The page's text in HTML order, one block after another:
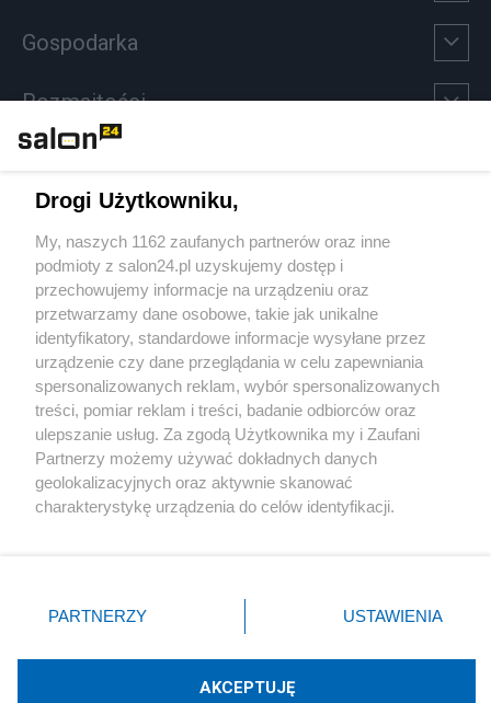
Gospodarka
Rozmaitości
Sport
Społeczeństwo
Kultura
X Facebook Instagram Youtube
Drogi Użytkowniku,
My, naszych 1162 zaufanych partnerów oraz inne
podmioty z salon24.pl uzyskujemy dostęp i
przechowujemy informacje na urządzeniu oraz
przetwarzamy dane osobowe, takie jak unikalne
identyfikatory, standardowe informacje wysyłane przez
urządzenie czy dane przeglądania w celu zapewniania
spersonalizowanych reklam, wybór spersonalizowanych
treści, pomiar reklam i treści, badanie odbiorców oraz
ulepszanie usług. Za zgodą Użytkownika my i Zaufani
Partnerzy możemy używać dokładnych danych
geolokalizacyjnych oraz aktywnie skanować
charakterystykę urządzenia do celów identyfikacji.
zmienić/wycofać klikając przycisk ustawień prywatności
znajdujący się w lewym dolnym rogu strony
rodzaje przetwarzania danych nie wymagają zgody
użytkownika, ale masz prawo sprzeciwić się takiemu
PARTNERZY USTAWIENIA
AKCEPTUJĘ